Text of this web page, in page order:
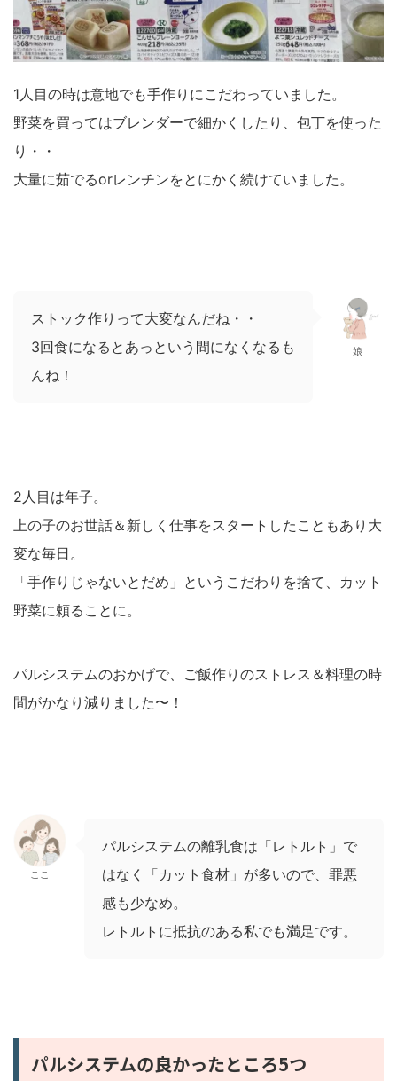
1人目の時は意地でも手作りにこだわっていました。
野菜を買ってはブレンダーで細かくしたり、包丁を使った
り・・
大量に茹でるorレンチンをとにかく続けていました。
ストック作りって大変なんだね・・
3回食になるとあっという間になくなるも
んね！
娘
2人目は年子。
上の子のお世話＆新しく仕事をスタートしたこともあり大
変な毎日。
「手作りじゃないとだめ」というこだわりを捨て、カット
野菜に頼ることに。
パルシステムのおかげで、ご飯作りのストレス＆料理の時
間がかなり減りました〜！
ここ
パルシステムの離乳食は「レトルト」で
はなく「カット食材」が多いので、罪悪
感も少なめ。
レトルトに抵抗のある私でも満足です。
パルシステムの良かったところ5つ